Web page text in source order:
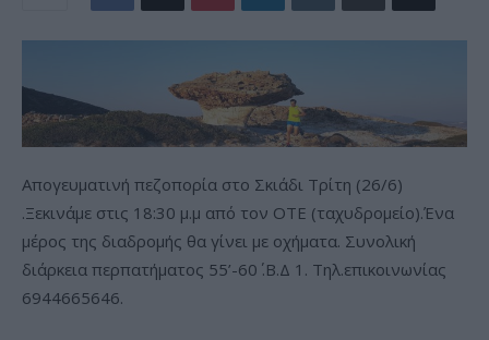
Απογευματινή πεζοπορία στο Σκιάδι Τρίτη (26/6)
.Ξεκινάμε στις 18:30 μ.μ από τον ΟΤΕ (ταχυδρομείο).Ένα
μέρος της διαδρομής θα γίνει με οχήματα. Συνολική
διάρκεια περπατήματος 55’-60΄ .Β.Δ 1. Τηλ.επικοινωνίας
6944665646.